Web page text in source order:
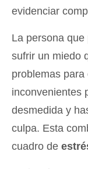
evidenciar
La persona
sufrir un miedo
problemas
inconvenientes
desmedida y
culpa. Esta
cuadro de